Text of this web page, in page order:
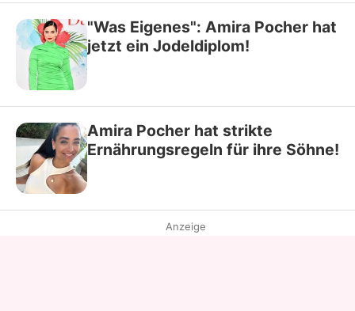
"Was Eigenes": Amira Pocher hat
jetzt ein Jodeldiplom!
Amira Pocher hat strikte
Ernährungsregeln für ihre Söhne!
Anzeige